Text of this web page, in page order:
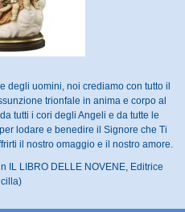
degli uomini, noi crediamo con tutto il
trionfale in anima e corpo al
tutti i cori degli Angeli e da tutte le
lodare e benedire il Signore che Ti
il nostro omaggio e il nostro amore.
IL LIBRO DELLE NOVENE, Editrice